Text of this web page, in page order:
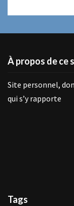
À propos de ce
Site personnel,
qui s’y rapporte
Tags